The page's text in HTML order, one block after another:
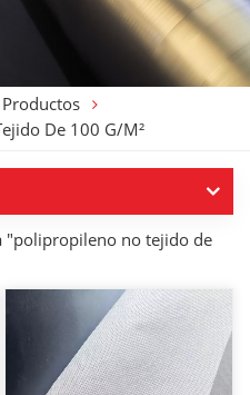
Productos
De 100 G/m²
"polipropileno no tejido de